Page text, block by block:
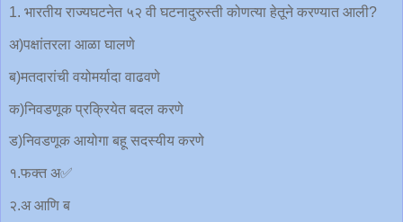
1. भारतीय राज्यघटनेत ५२ वी घटनादुरुस्ती कोणत्या हेतूने करण्यात आली?
अ)पक्षांतरला आळा घालणे
ब)मतदारांची वयोमर्यादा वाढवणे
क)निवडणूक प्रक्रियेत बदल करणे
ड)निवडणूक आयोगा बहू सदस्यीय करणे
१.फक्त अ✅
२.अ आणि ब